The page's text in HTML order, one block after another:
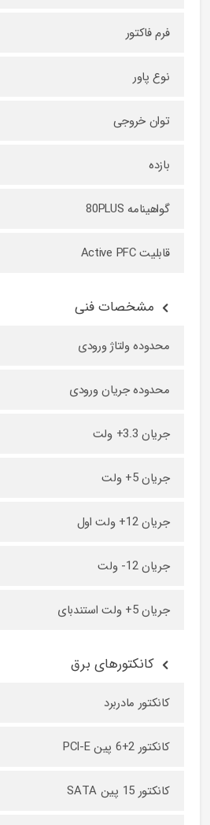
فرم فاکتور
نوع پاور
توان خروجی
بازده
گواهینامه 80PLUS
قابلیت Active PFC
مشخصات فنی
محدوده ولتاژ ورودی
محدوده جریان ورودی
جریان 3.3+ ولت
جریان 5+ ولت
جریان 12+ ولت اول
جریان 12- ولت
جریان 5+ ولت استندبای
کانکتورهای برق
کانکتور مادربرد
کانکتور 2+6 پین PCI-E
کانکتور 15 پین SATA